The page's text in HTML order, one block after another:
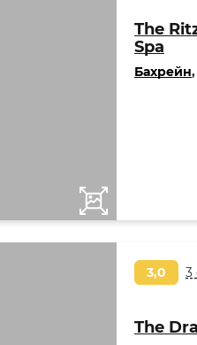
The
Spa
Бахрейн,
3,0 3
The